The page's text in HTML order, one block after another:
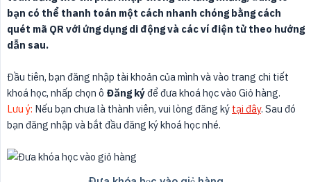
bạn có thể thanh toán một cách nhanh chóng bằng cách
quét mã QR với ứng dụng di động và các ví điện tử theo hướng
dẫn sau.
Đầu tiên, bạn đăng nhập tài khoản của mình và vào trang chi tiết
khoá học, nhấp chọn ô Đăng kýđể đưa khoá học vào Giỏ hàng.
Lưu ý: Nếu bạn chưa là thành viên, vui lòng đăng ký tại đây. Sau đó
bạn đăng nhập và bắt đầu đăng ký khoá học nhé.